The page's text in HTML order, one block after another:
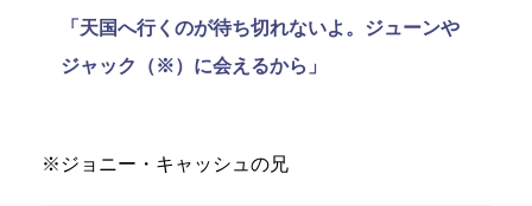
「天国へ行くのが待ち切れないよ。ジューンや
ジャック（※）に会えるから」
※ジョニー・キャッシュの兄